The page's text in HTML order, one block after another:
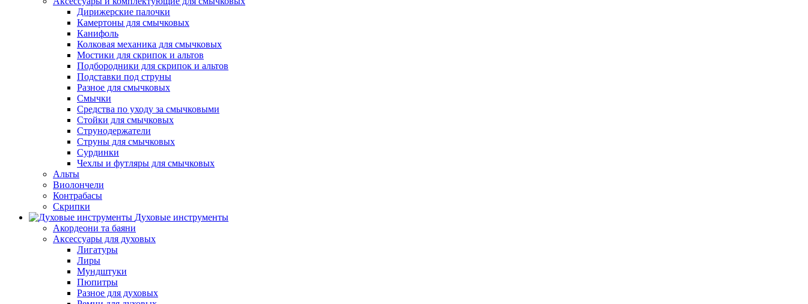
Дирижерские палочки
Камертоны для смычковых
Канифоль
Колковая механика для смычковых
Мостики для скрипок и альтов
Подбородники для скрипок и альтов
Подставки под струны
Разное для смычковых
Смычки
Средства по уходу за смычковыми
Стойки для смычковых
Струнодержатели
Струны для смычковых
Сурдинки
Чехлы и футляры для смычковых
Альты
Виолончели
Контрабасы
Скрипки
Духовые инструменты
Акордеони та баяни
Аксессуары для духовых
Лигатуры
Лиры
Мундштуки
Пюпитры
Разное для духовых